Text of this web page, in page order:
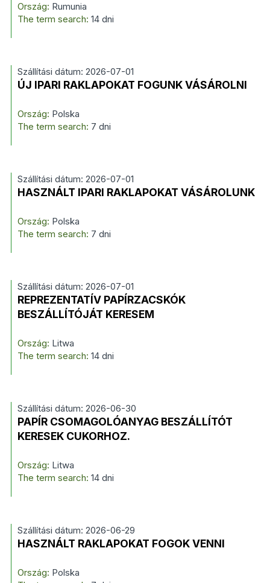
Ország: Rumunia
The term search: 14 dni
Szállítási dátum: 2026-07-01
ÚJ IPARI RAKLAPOKAT FOGUNK VÁSÁROLNI
Ország: Polska
The term search: 7 dni
Szállítási dátum: 2026-07-01
HASZNÁLT IPARI RAKLAPOKAT VÁSÁROLUNK
Ország: Polska
The term search: 7 dni
Szállítási dátum: 2026-07-01
REPREZENTATÍV PAPÍRZACSKÓK
BESZÁLLÍTÓJÁT KERESEM
Ország: Litwa
The term search: 14 dni
Szállítási dátum: 2026-06-30
PAPÍR CSOMAGOLÓANYAG BESZÁLLÍTÓT
KERESEK CUKORHOZ.
Ország: Litwa
The term search: 14 dni
Szállítási dátum: 2026-06-29
HASZNÁLT RAKLAPOKAT FOGOK VENNI
Ország: Polska